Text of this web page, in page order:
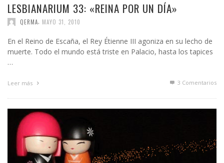
LESBIANARIUM 33: «REINA POR UN DÍA»
QERMA MAYO 31, 2010
En el Reino de Escaña, el Rey Étienne III agoniza en su lecho de
muerte. Todo el mundo está triste en Palacio, hasta los tapices
…
Leer más 3 Comentarios